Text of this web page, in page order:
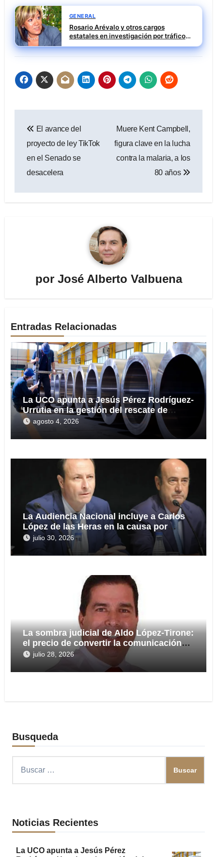
GENERAL
Rosario Arévalo y otros cargos
estatales en investigación por tráfico
de influencias
de
entradas
El avance del
proyecto de ley TikTok
en el Senado se
desacelera
Muere Kent Campbell,
figura clave en la lucha
contra la malaria, a los
80 años
por José Alberto Valbuena
Entradas Relacionadas
La UCO apunta a Jesús Pérez Rodríguez-
Urrutia en la gestión del rescate de
Tubos Reunidos
agosto 4, 2026
La Audiencia Nacional incluye a Carlos
López de las Heras en la causa por
presuntas irregularidades en el rescate
de 112,8 millones a Tubos Reunidos
julio 30, 2026
La sombra judicial de Aldo López-Tirone:
el precio de convertir la comunicación
en arma
julio 28, 2026
Busqueda
Noticias Recientes
La UCO apunta a Jesús Pérez